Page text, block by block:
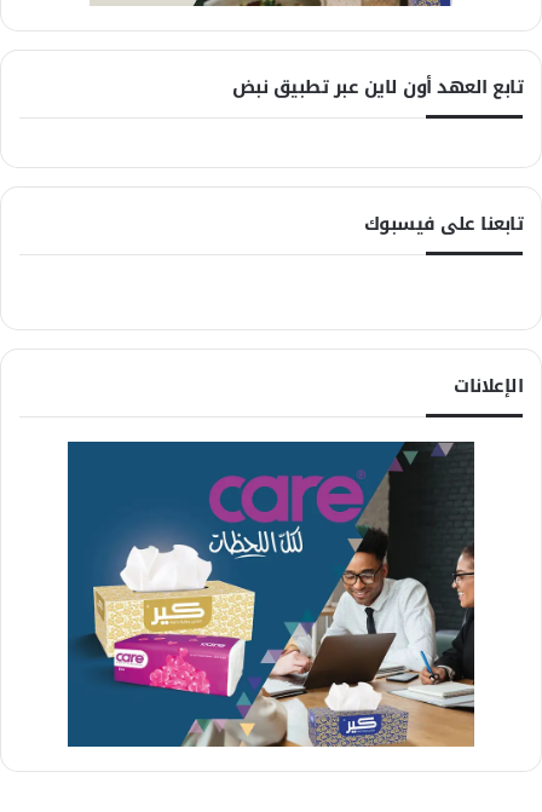
تابع العهد أون لاين عبر تطبيق نبض
تابعنا على فيسبوك
الإعلانات